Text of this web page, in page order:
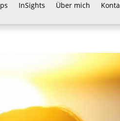
InSights Über mich